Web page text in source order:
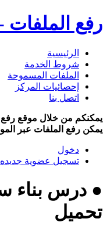
رفع الملفات
الرئيسية
شروط الخدمة
الملفات المسموحة
إحصائيات المركز
اتصل بنا
يمكنكم من خلال موقع رفع
يمكن رفع الملفات عبر
دخول
تسجيل عضوية جديده
● درس بناء
تحميل